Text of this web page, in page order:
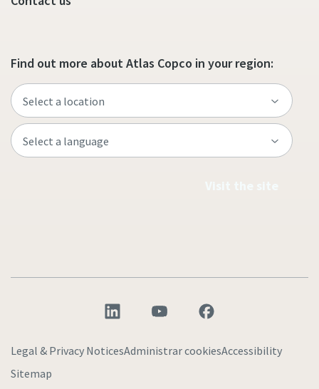
Find out more about Atlas Copco in your region:
Legal & Privacy NoticesAdministrar cookiesAccessibility
Sitemap